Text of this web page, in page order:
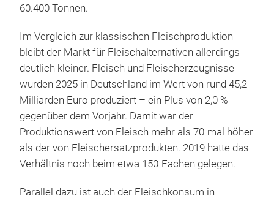
einen leichten Rückgang. Langfristig bleibt die
2019 hat sich die Produktionsmenge von
Fleischersatzprodukten in Deutschland mehr als
verdoppelt. Vor sechs Jahren lag sie noch bei
60.400 Tonnen.
Im Vergleich zur klassischen Fleischproduktion
bleibt der Markt für Fleischalternativen allerdings
deutlich kleiner. Fleisch und Fleischerzeugnisse
wurden 2025 in Deutschland im Wert von rund 45,2
gegenüber dem Vorjahr. Damit war der